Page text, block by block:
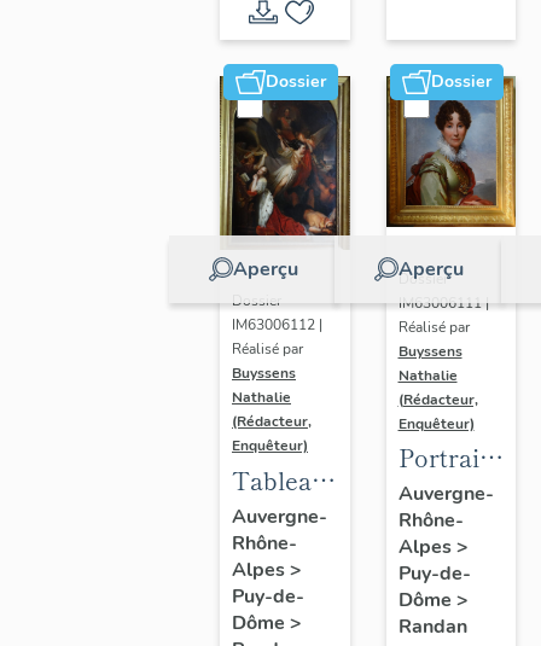
Dossier
Aperçu
Dossier
IM63006112 |
Réalisé par
Buyssens
Nathalie
(Rédacteur,
Enquêteur)
Tableau
d'Eugène
Romain
Van
Maldeghem
Auvergne-
Rhône-
Alpes>
Puy-de-
Dôme >
Dossier
Aperçu
Dossier
IM63006111 |
Réalisé par
Buyssens
Nathalie
(Rédacteur,
Enquêteur)
Portrait
d'Adélaïde
d'Orléans,
d'après
François
Gérard
Auvergne-
Rhône-
Alpes>
Puy-de-
Dôme >
Randan